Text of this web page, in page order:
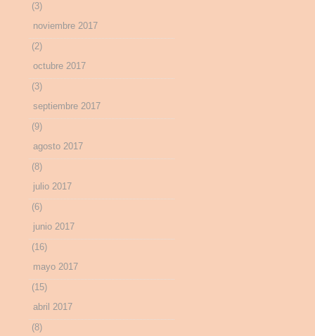
(3)
noviembre 2017
(2)
octubre 2017
(3)
septiembre 2017
(9)
agosto 2017
(8)
julio 2017
(6)
junio 2017
(16)
mayo 2017
(15)
abril 2017
(8)